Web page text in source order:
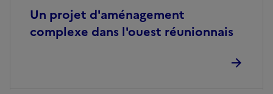
Un projet d'aménagement
complexe dans l'ouest réunionnais